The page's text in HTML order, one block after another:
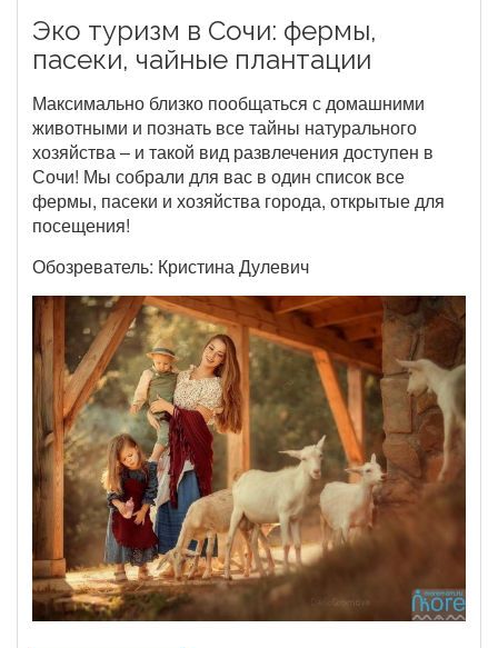
Эко туризм в Сочи: фермы,
пасеки, чайные плантации
Максимально близко пообщаться с домашними
животными и познать все тайны натурального
хозяйства – и такой вид развлечения доступен в
Сочи! Мы собрали для вас в один список все
фермы, пасеки и хозяйства города, открытые для
посещения!
Обозреватель: Кристина Дулевич